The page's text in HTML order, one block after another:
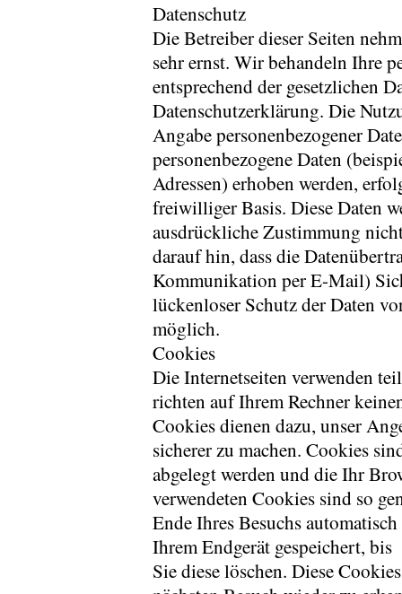
Datenschutz
Die Betreiber dieser Seiten
sehr ernst. Wir behandeln Ihre
entsprechend der gesetzlichen
Datenschutzerklärung. Die
Angabe personenbezogener
personenbezogene Daten
Adressen) erhoben werden,
freiwilliger Basis. Diese Daten
ausdrückliche Zustimmung
darauf hin, dass die
Kommunikation per E-Mail)
lückenloser Schutz der Daten
möglich.
Cookies
Die Internetseiten verwenden
richten auf Ihrem Rechner
Cookies dienen dazu, unser
sicherer zu machen. Cookies
abgelegt werden und die Ihr
verwendeten Cookies sind so
Ende Ihres Besuchs
Ihrem Endgerät gespeichert, bis
Sie diese löschen. Diese